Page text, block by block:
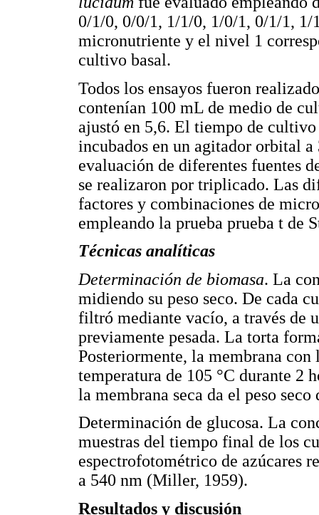
0/1/0, 0/0/1, 1/1/0, 1/0/1, 0/1/1,
micronutriente y el nivel 1
cultivo basal.
Todos los ensayos fueron
contenían 100 mL de medio de
ajustó en 5,6. El tiempo de
incubados en un agitador orbital
evaluación de diferentes fuentes
se realizaron por triplicado. Las
factores y combinaciones de
empleando la prueba prueba t de
Técnicas analíticas
Determinación de biomasa. La
midiendo su peso seco. De cada
filtró mediante vacío, a través de
previamente pesada. La torta
Posteriormente, la membrana con
temperatura de 105 °C durante 2
la membrana seca da el peso seco
Determinación de glucosa. La
muestras del tiempo final de los
espectrofotométrico de azúcares
a 540 nm (Miller, 1959).
Resultados y discusión